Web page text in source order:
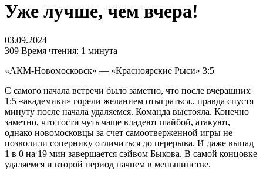
Уже лучше, чем вчера!
03.09.2024
309 Время чтения: 1 минута
«АКМ-Новомосковск» — «Красноярские Рыси» 3:5
С самого начала встречи было заметно, что после вчерашних
1:5 «академики» горели желанием отыграться., правда спустя
минуту после начала удаляемся. Команда выстояла. Конечно
заметно, что гости чуть чаще владеют шайбой, атакуют,
однако новомосковцы за счет самоотверженной игры не
позволили сопернику отличиться до перерыва. И даже выпад
1 в 0 на 19 мин завершается сэйвом Быкова. В самой концовке
удаляемся и второй период начнем в меньшинстве.